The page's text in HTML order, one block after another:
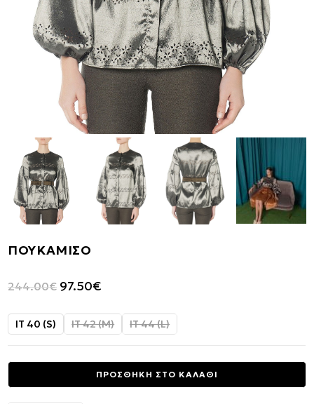
ΠΟΥΚΑΜΙΣΟ
244.00€ Original
was:
97.50€
τιμή
97.50€.
IT 40 (S) IT 42 (M) IT 44 (L)
ΠΡΟΣΘΗΚΗ ΣΤΟ ΚΑΛΑΘΙ